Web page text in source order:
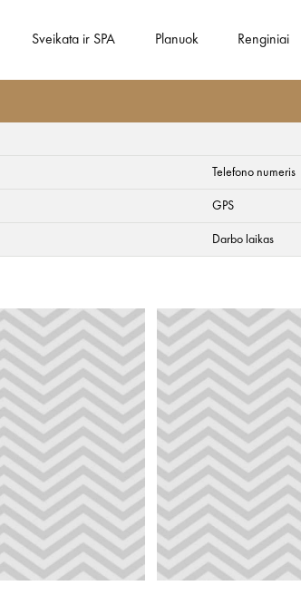
Sveikata ir SPA Planuok Renginiai
Apartments
Telefono numeris
GPS
Darbo laikas